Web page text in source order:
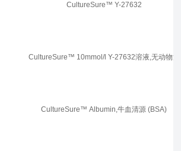
CultureSure™ Y-27632
CultureSure™ 10mmol/l Y-27632溶液,无动物源
CultureSure™ Albumin,牛血清源 (BSA)